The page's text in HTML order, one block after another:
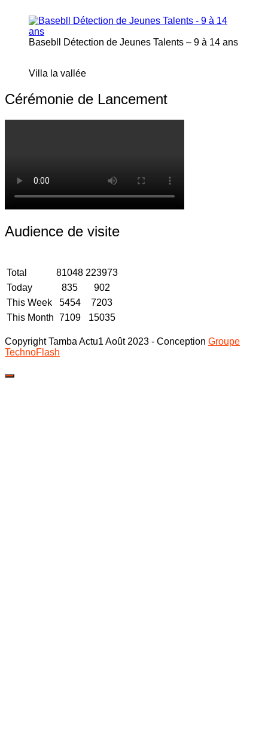
Basebll Détection de Jeunes Talents – 9 à 14 ans
Villa la vallée
Cérémonie de Lancement
Audience de visite
Total 81048 223973
Today
835
902
This Week
5454
7203
This Month 7109 15035
Copyright Tamba Actu1 Août 2023 - Conception Groupe
TechnoFlash